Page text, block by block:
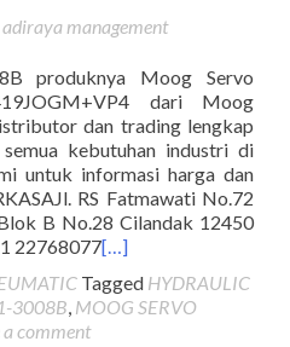
adiraya management
produknya Moog Servo
dari Moog
dan trading lengkap
kebutuhan industri di
untuk informasi harga dan
RS Fatmawati No.72
B No.28 Cilandak 12450
22768077[…]
Tagged HYDRAULIC
3008B, MOOG SERVO
a comment